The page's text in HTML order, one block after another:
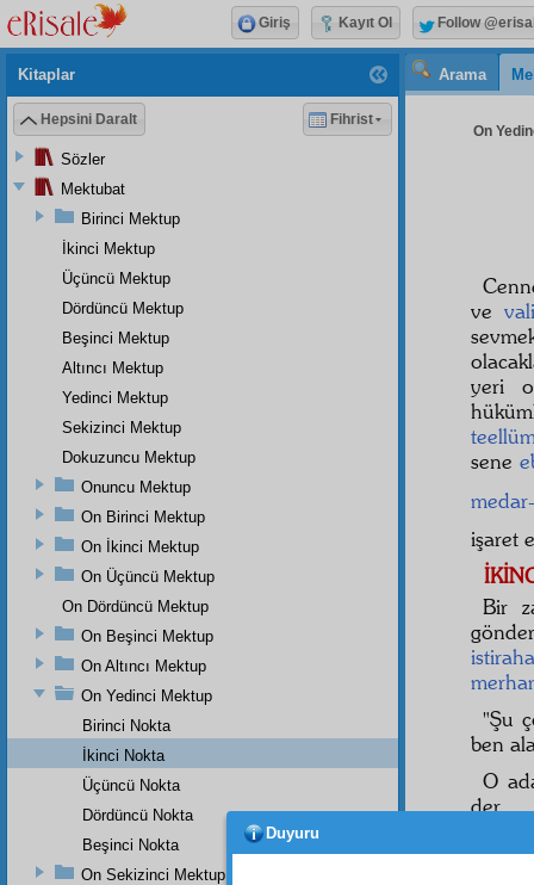
Arama
On
ve
yeri
sene
işaret
Bir
"Şu
ben
O
der.
Kitaplar
Hepsini Daralt Fihrist
Sözler
Mektubat
Birinci Mektup
İkinci Mektup
Üçüncü Mektup
Dördüncü Mektup
Beşinci Mektup
Altıncı Mektup
Yedinci Mektup
Sekizinci Mektup
Dokuzuncu Mektup
Onuncu Mektup
On Birinci Mektup
On İkinci Mektup
On Üçüncü Mektup
On Dördüncü Mektup
On Beşinci Mektup
On Altıncı Mektup
On Yedinci Mektup
Birinci Nokta
İkinci Nokta
Üçüncü Nokta
Dördüncü Nokta
Beşinci Nokta
On Sekizinci Mektup
Giriş Kayıt Ol Follow
Duyuru